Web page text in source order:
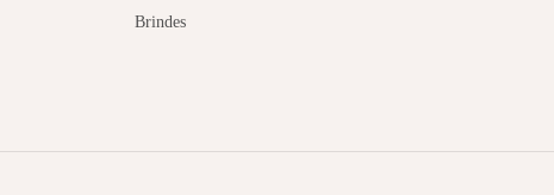
Brindes